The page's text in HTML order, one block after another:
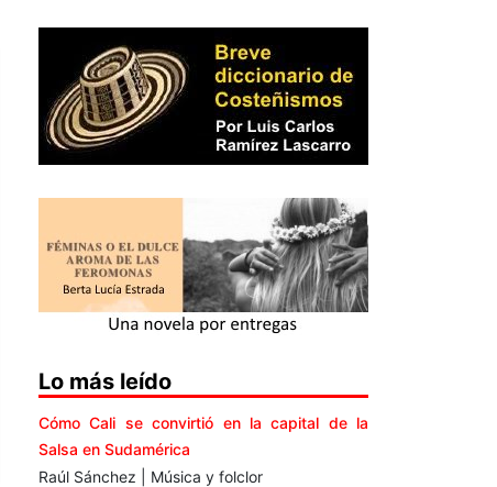
Lo más leído
Cómo Cali se convirtió en la capital de la
Salsa en Sudamérica
Raúl Sánchez | Música y folclor